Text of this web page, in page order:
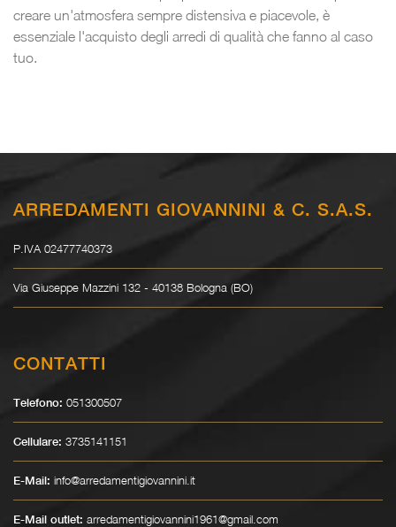
creare un'atmosfera sempre distensiva e piacevole, è
essenziale l'acquisto degli arredi di qualità che fanno al caso
tuo.
ARREDAMENTI GIOVANNINI & C. S.A.S.
P.IVA 02477740373
Via Giuseppe Mazzini 132 - 40138 Bologna (BO)
CONTATTI
Telefono: 051300507
Cellulare: 3735141151
E-Mail: info@arredamentigiovannini.it
E-Mail outlet: arredamentigiovannini1961@gmail.com